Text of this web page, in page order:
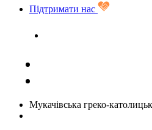
Підтримати нас
Мукачівська греко-